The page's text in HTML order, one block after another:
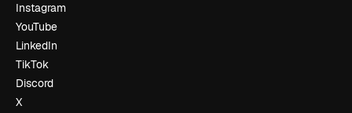
Instagram
YouTube
LinkedIn
TikTok
Discord
X